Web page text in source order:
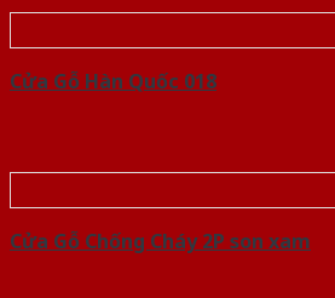
Cửa Gỗ Hàn Quốc 018
Cửa Gỗ Chống Cháy 2P son xam